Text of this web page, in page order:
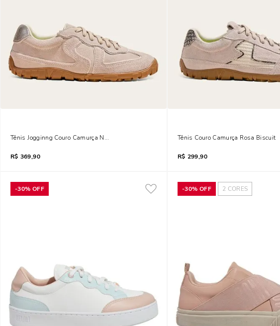
Tênis Jogginng Couro Camurça New Rosê Biscuit
R$ 369,90
Tênis Couro Camurça Rosa Biscuit
R$ 299,90
-30% OFF -30% OFF 2 CORES